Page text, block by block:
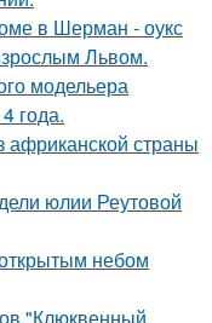
в Шерман - оукс
Львом.
модельера
года.
страны
юлии Реутовой
небом